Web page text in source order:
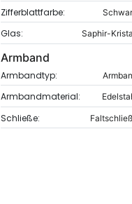
Zifferblattfarbe:
Glas: Saphir-
Armband
Armbandtyp:
Armbandmaterial:
Schließe: